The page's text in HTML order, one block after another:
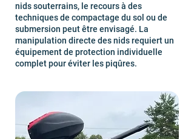
nids souterrains, le recours à des
techniques de compactage du sol ou de
submersion peut être envisagé. La
manipulation directe des nids requiert un
équipement de protection individuelle
complet pour éviter les piqûres.